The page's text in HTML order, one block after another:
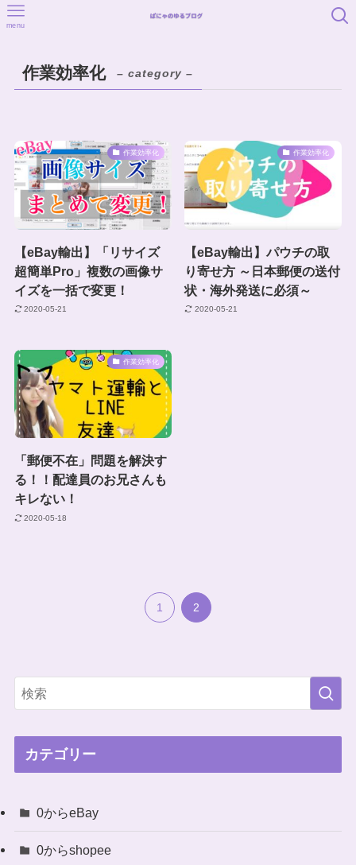
menu
作業効率化 – category –
作業効率化
【eBay輸出】「リサイズ
超簡単Pro」複数の画像サ
イズを一括で変更！
2020-05-21
作業効率化
【eBay輸出】パウチの取
り寄せ方 ～日本郵便の送付
状・海外発送に必須～
2020-05-21
作業効率化
「郵便不在」問題を解決す
る！！配達員のお兄さんも
キレない！
2020-05-18
1 2
カテゴリー
0からeBay
0からshopee